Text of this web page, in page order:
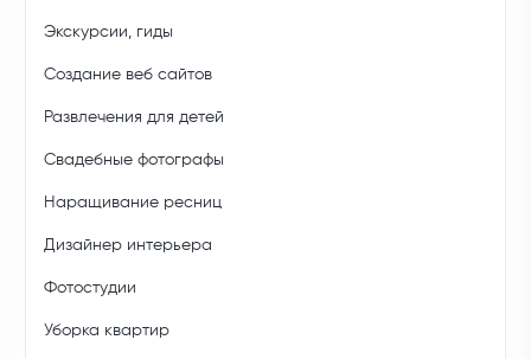
Экскурсии, гиды
Создание веб сайтов
Развлечения для детей
Свадебные фотографы
Наращивание ресниц
Дизайнер интерьера
Фотостудии
Уборка квартир